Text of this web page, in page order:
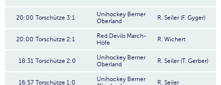
20:00 Torschütze 3:1
Unihockey Berner
Oberland
R. Seiler (F. Gyger)
20:00 Torschütze 2:1
Red Devils March-
Höfe
R. Wichert
18:31 Torschütze 2:0
Unihockey Berner
Oberland
R. Seiler (T. Gerber)
16:57 Torschütze 1:0
Unihockey Berner
R. Seiler